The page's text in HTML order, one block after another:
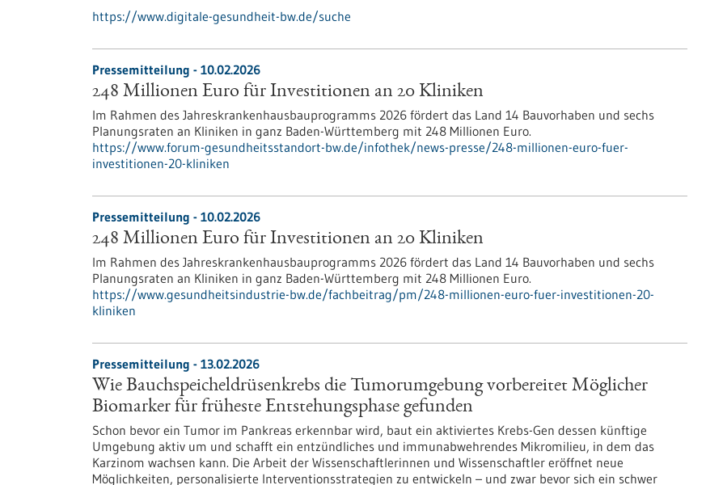
https://www.digitale-gesundheit-bw.de/suche
Pressemitteilung - 10.02.2026
248 Millionen Euro für Investitionen an 20 Kliniken
Im Rahmen des Jahreskrankenhausbauprogramms 2026 fördert das Land 14 Bauvorhaben und sechs
Planungsraten an Kliniken in ganz Baden-Württemberg mit 248 Millionen Euro.
https://www.forum-gesundheitsstandort-bw.de/infothek/news-presse/248-millionen-euro-fuer-
investitionen-20-kliniken
Pressemitteilung - 10.02.2026
248 Millionen Euro für Investitionen an 20 Kliniken
Im Rahmen des Jahreskrankenhausbauprogramms 2026 fördert das Land 14 Bauvorhaben und sechs
Planungsraten an Kliniken in ganz Baden-Württemberg mit 248 Millionen Euro.
https://www.gesundheitsindustrie-bw.de/fachbeitrag/pm/248-millionen-euro-fuer-investitionen-20-
kliniken
Pressemitteilung - 13.02.2026
Wie Bauchspeicheldrüsenkrebs die Tumorumgebung vorbereitet Möglicher
Biomarker für früheste Entstehungsphase gefunden
Schon bevor ein Tumor im Pankreas erkennbar wird, baut ein aktiviertes Krebs-Gen dessen künftige
Umgebung aktiv um und schafft ein entzündliches und immunabwehrendes Mikromilieu, in dem das
Karzinom wachsen kann. Die Arbeit der Wissenschaftlerinnen und Wissenschaftler eröffnet neue
Möglichkeiten, personalisierte Interventionsstrategien zu entwickeln – und zwar bevor sich ein schwer